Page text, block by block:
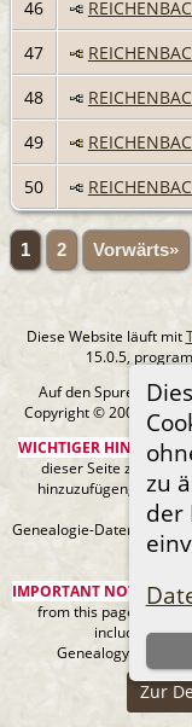
zu
der
46
47
48
49
50
1 2 Vorwärts»
Diese Website läuft mit
15.0.5,
Auf den Spuren
Copyright © 2005-2026
WICHTIGER HINWEIS:
dieser Seite zu
hinzuzufügen, ohne
Genealogie-Daten
IMPORTANT NOTICE:
from this page to
including my
Genealogy data
Zur